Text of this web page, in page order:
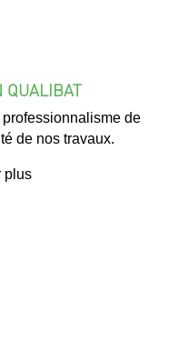
QUALIBAT
de
de nos travaux.
plus